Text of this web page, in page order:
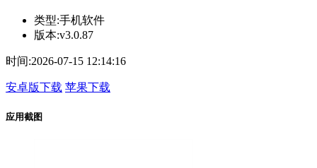
类型:手机软件
版本:v3.0.87
时间:2026-07-15 12:14:16
安卓版下载 苹果下载
应用截图